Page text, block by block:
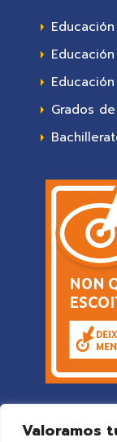
Valoramos
Grados